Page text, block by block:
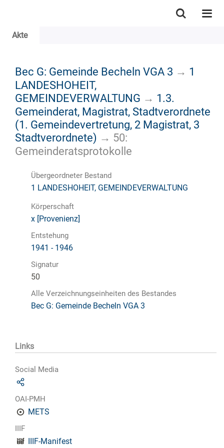
Akte
Bec G: Gemeinde Becheln VGA 3 → 1
LANDESHOHEIT,
GEMEINDEVERWALTUNG → 1.3.
Gemeinderat, Magistrat, Stadtverordnete
(1. Gemeindevertretung, 2 Magistrat, 3
Stadtverordnete) → 50:
Gemeinderatsprotokolle
Übergeordneter Bestand
1 LANDESHOHEIT, GEMEINDEVERWALTUNG
Körperschaft
x [Provenienz]
Entstehung
1941 - 1946
Signatur
50
Alle Verzeichnungseinheiten des Bestandes
Bec G: Gemeinde Becheln VGA 3
Links
Social Media
OAI-PMH
METS
IIIF
IIIF-Manifest